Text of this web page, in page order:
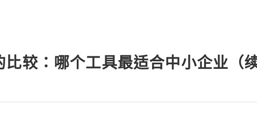
较：哪个工具最适合中小企业（续